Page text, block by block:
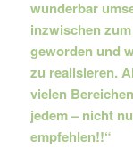
wunderbar
inzwischen
geworden und
zu realisieren.
vielen
jedem – nicht
empfehlen!!“